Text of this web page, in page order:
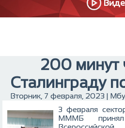
200 минут
Сталинграду
Вторник, 7 февраля, 2023 |
3 февраля
МММБ